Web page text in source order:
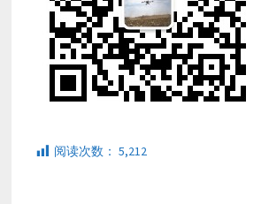
阅读次数： 5,212